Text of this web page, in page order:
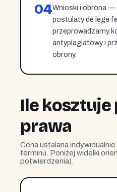
04Wnioski i obrona —
postulaty de lege
przeprowadzamy
antyplagiatowy i
obrony.
Ile kosztuje
prawa
Cena ustalana
terminu. Poniżej widełki
potwierdzenia).